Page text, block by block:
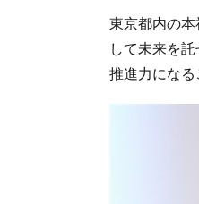
東京都内の
して未来を
推進力になる